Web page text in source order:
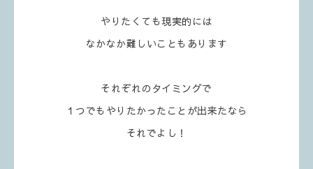
やりたくても現実的には
なかなか難しいこともあります
それぞれのタイミングで
１つでもやりたかったことが出来たなら
それでよし！